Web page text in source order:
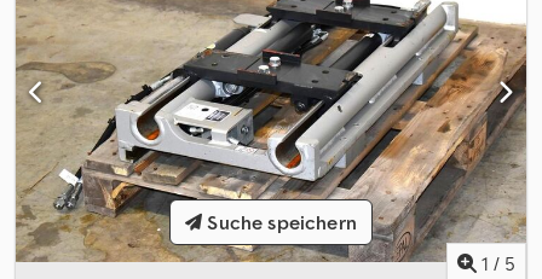
1 / 5
Suche speichern